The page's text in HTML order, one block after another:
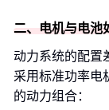
二、电机与电池
动力系统的配置
采用标准功率电
的动力组合：